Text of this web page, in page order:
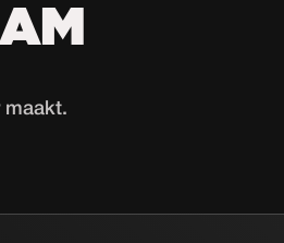
maakt.